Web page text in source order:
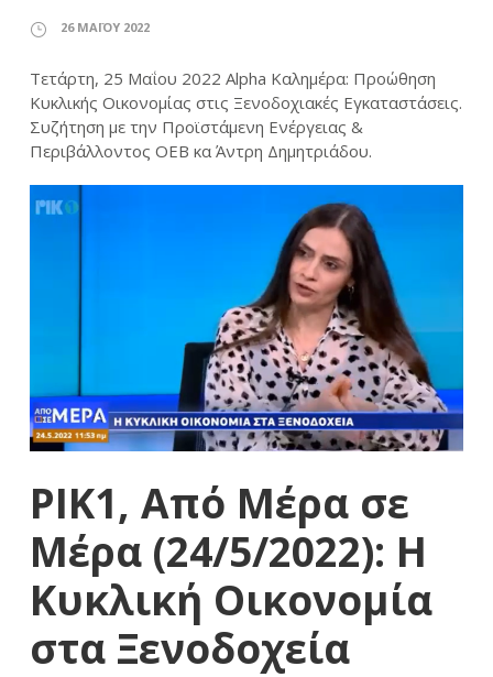
26 ΜΑΪ́ΟΥ 2022
Τετάρτη, 25 Μαΐου 2022 Alpha Καλημέρα: Προώθηση
Κυκλικής Οικονομίας στις Ξενοδοχιακές Εγκαταστάσεις.
Συζήτηση με την Προϊστάμενη Ενέργειας &
Περιβάλλοντος ΟΕΒ κα Άντρη Δημητριάδου.
ΡΙΚ1, Από Μέρα σε
Μέρα (24/5/2022): Η
Κυκλική Οικονομία
στα Ξενοδοχεία